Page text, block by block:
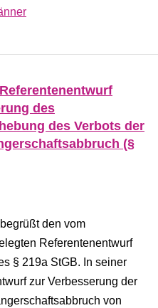
des
des Verbots der
(§
den vom
Referentenentwurf
§ 219a StGB. In seiner
zur Verbesserung der
von